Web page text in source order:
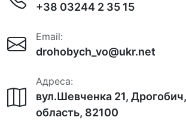
+38 03244 2 35 15
Email:
drohobych_vo@ukr.net
Адреса:
вул.Шевченка 21, Дрогобич,
область, 82100